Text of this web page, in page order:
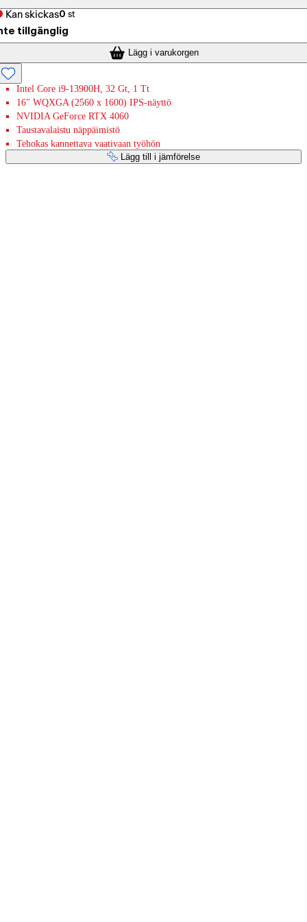
Kan skickas0 st
tillgänglig
Lägg i varukorgen
Intel Core i9-13900H, 32 Gt, 1 Tt
16" WQXGA (2560 x 1600) IPS-näyttö
NVIDIA GeForce RTX 4060
Taustavalaistu näppäimistö
Tehokas kannettava vaativaan työhön
Lägg till i jämförelse